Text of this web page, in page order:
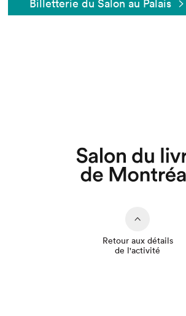
Billetterie du Salon au Palais
Retour aux détails
de l'activité